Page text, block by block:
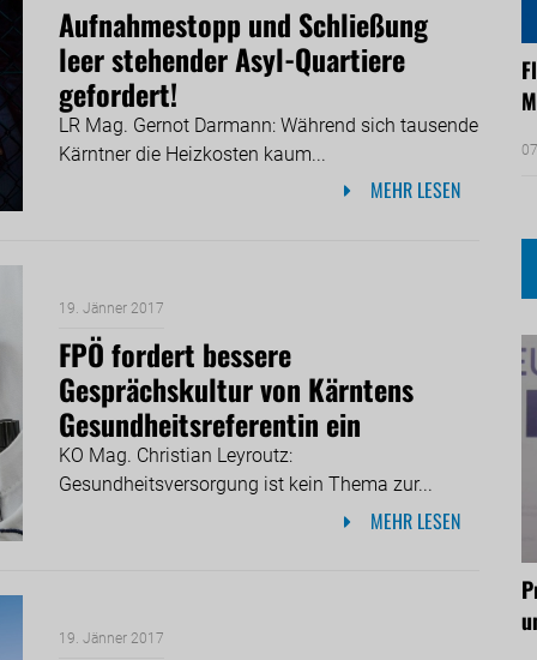
Aufnahmestopp und Schließung
leer stehender Asyl-Quartiere
gefordert!
LR Mag. Gernot Darmann: Während sich tausende
Kärntner die Heizkosten kaum...
MEHR LESEN
19. Jänner 2017
FPÖ fordert bessere
Gesprächskultur von Kärntens
Gesundheitsreferentin ein
KO Mag. Christian Leyroutz:
Gesundheitsversorgung ist kein Thema zur...
MEHR LESEN
19. Jänner 2017